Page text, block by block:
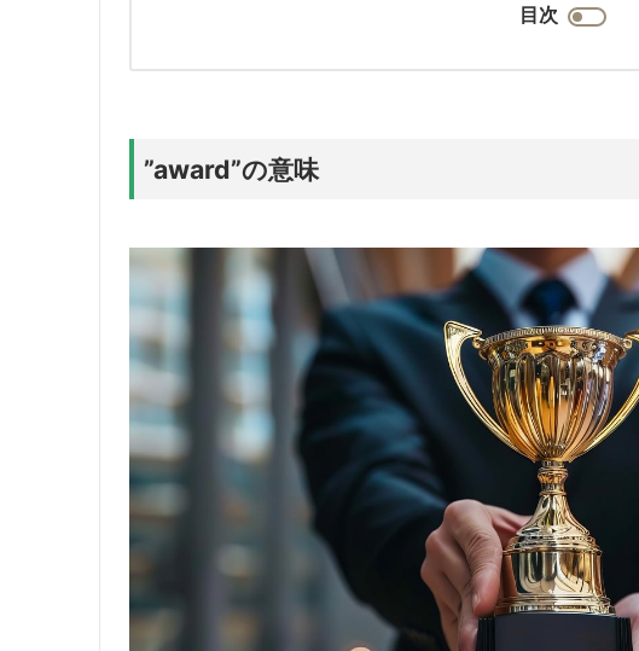
目次
”award”の意味